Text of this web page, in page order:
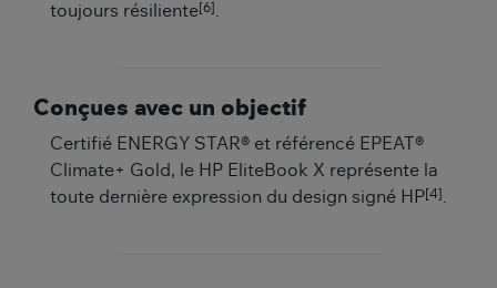
toujours résiliente [6]
Conçues avec un objectif
Certifié ENERGY STAR® et référencé EPEAT®
Climate+ Gold, le HP EliteBook X représente la
toute dernière expression du design signé HP [4]